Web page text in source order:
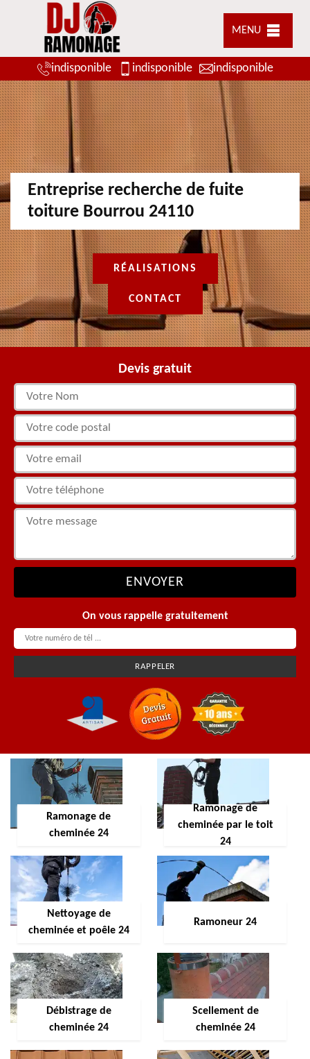
MENU
indisponible indisponible indisponible
Entreprise recherche de fuite
toiture Bourrou 24110
RÉALISATIONS
CONTACT
Devis gratuit
On vous rappelle gratuitement
Ramonage de
cheminée 24
Ramonage de
cheminée par le toit
24
Nettoyage de
cheminée et poêle 24
Ramoneur 24
Débistrage de
cheminée 24
Scellement de
cheminée 24